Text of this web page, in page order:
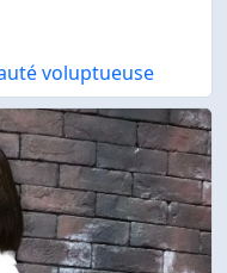
voluptueuse